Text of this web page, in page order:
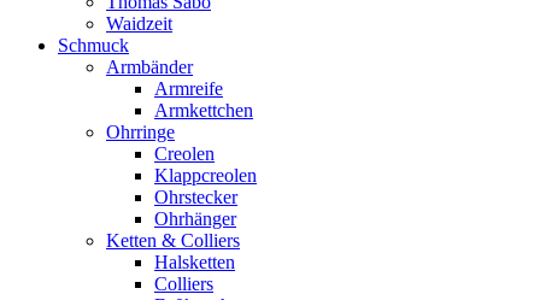
Waidzeit
Schmuck
Armbänder
Armreife
Armkettchen
Ohrringe
Creolen
Klappcreolen
Ohrstecker
Ohrhänger
Ketten & Colliers
Halsketten
Colliers